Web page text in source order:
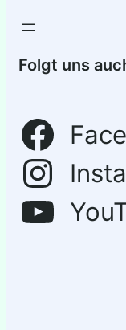
Folgt uns